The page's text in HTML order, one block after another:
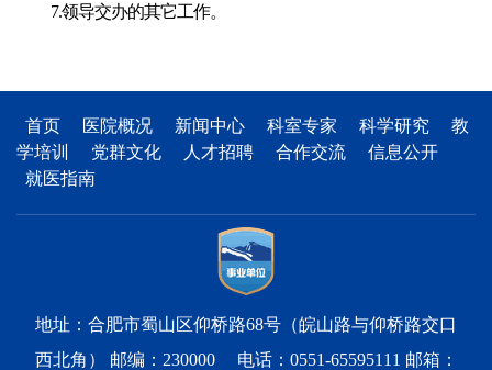
7.领导交办的其它工作。
首页 医院概况 新闻中心 科室专家 科学研究
教
学培训
党群文化 人才招聘 合作交流
信息公开
就医指南
地址：合肥市蜀山区仰桥路68号（皖山路与仰桥路交口
西北角） 邮编：230000 电话：0551-65595111 邮箱：